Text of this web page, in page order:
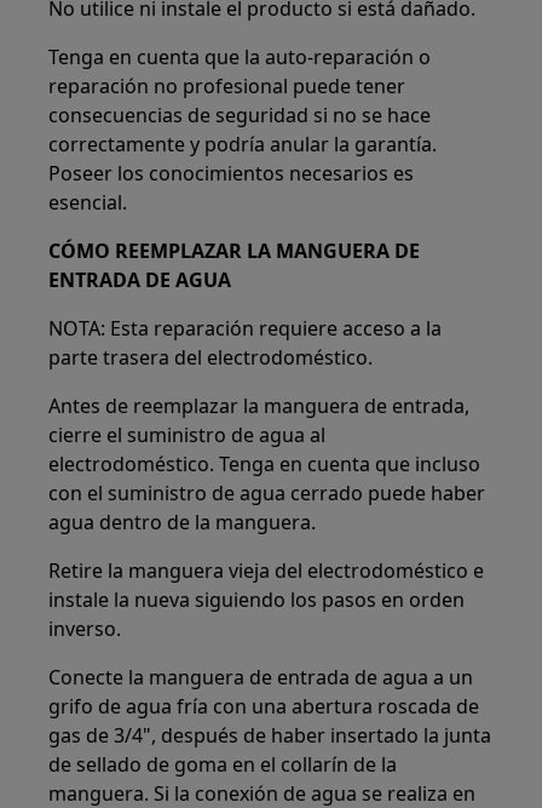
No utilice ni instale el producto si está dañado.
Tenga en cuenta que la auto-reparación o
reparación no profesional puede tener
consecuencias de seguridad si no se hace
correctamente y podría anular la garantía.
Poseer los conocimientos necesarios es
esencial.
CÓMO REEMPLAZAR LA MANGUERA DE
ENTRADA DE AGUA
NOTA: Esta reparación requiere acceso a la
parte trasera del electrodoméstico.
Antes de reemplazar la manguera de entrada,
cierre el suministro de agua al
electrodoméstico. Tenga en cuenta que incluso
con el suministro de agua cerrado puede haber
agua dentro de la manguera.
Retire la manguera vieja del electrodoméstico e
instale la nueva siguiendo los pasos en orden
inverso.
Conecte la manguera de entrada de agua a un
grifo de agua fría con una abertura roscada de
gas de 3/4", después de haber insertado la junta
de sellado de goma en el collarín de la
manguera. Si la conexión de agua se realiza en